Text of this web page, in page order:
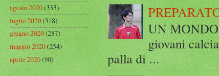
UN
giovani
palla di ...
agosto 2020(333)
luglio 2020(318)
giugno 2020(287)
maggio 2020(254)
aprile 2020(90)